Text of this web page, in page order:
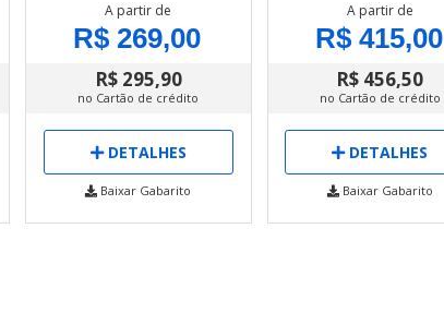
A partir de
R$ 269,00
R$ 295,90
no Cartão de crédito
DETALHES
Baixar Gabarito
A partir de
R$ 415,00
R$ 456,50
no Cartão de crédito
DETALHES
Baixar Gabarito